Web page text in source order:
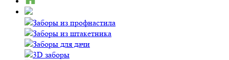
Заборы из профнастила
Заборы из штакетника
Заборы для дачи
3D заборы